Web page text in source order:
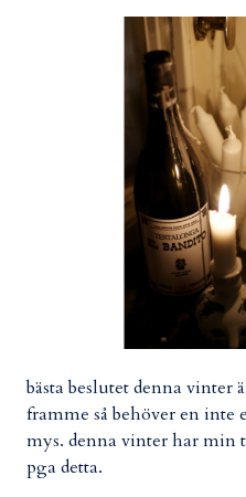
bästa beslutet denna vinter
framme så behöver en inte
mys. denna vinter har min
pga detta.